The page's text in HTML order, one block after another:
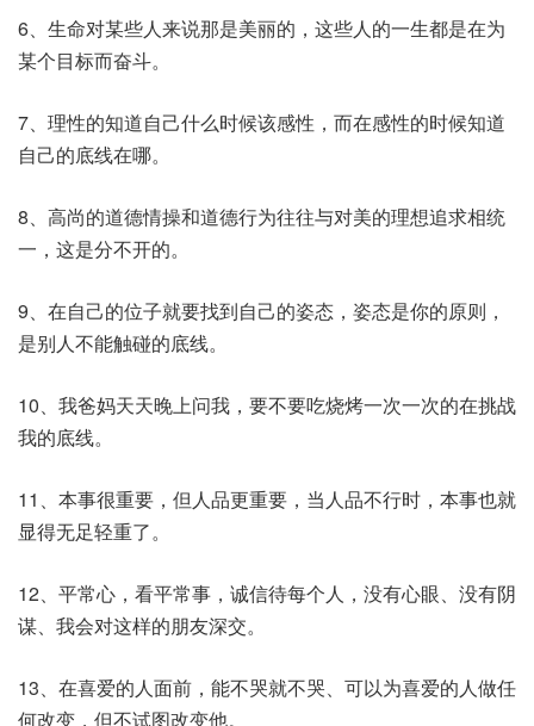
6、生命对某些人来说那是美丽的，这些人的一生都是在为
某个目标而奋斗。
7、理性的知道自己什么时候该感性，而在感性的时候知道
自己的底线在哪。
8、高尚的道德情操和道德行为往往与对美的理想追求相统
一，这是分不开的。
9、在自己的位子就要找到自己的姿态，姿态是你的原则，
是别人不能触碰的底线。
10、我爸妈天天晚上问我，要不要吃烧烤一次一次的在挑战
我的底线。
11、本事很重要，但人品更重要，当人品不行时，本事也就
显得无足轻重了。
12、平常心，看平常事，诚信待每个人，没有心眼、没有阴
谋、我会对这样的朋友深交。
13、在喜爱的人面前，能不哭就不哭、可以为喜爱的人做任
何改变，但不试图改变他。